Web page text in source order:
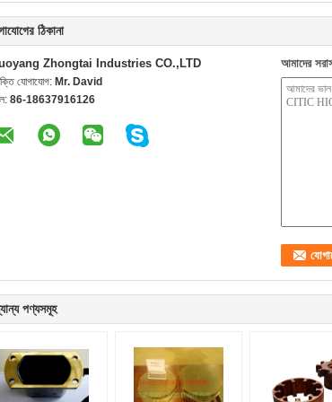
ঠিকানা
Zhongtai Industries CO.,LTD
যোগাযোগ: Mr. David
86-18637916126
আমাদের
পণ্যসমূহ